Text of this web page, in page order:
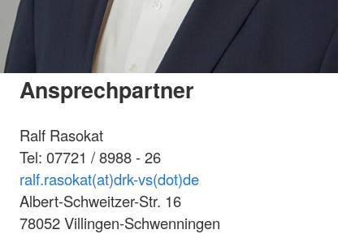
Ansprechpartner
Ralf Rasokat
Tel: 07721 / 8988 - 26
ralf.rasokat(at)drk-vs(dot)de
Albert-Schweitzer-Str. 16
78052 Villingen-Schwenningen